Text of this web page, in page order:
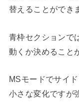
替えることができ
青枠セクションで
動くか決めること
MSモードでサイ
小さな変化ですが